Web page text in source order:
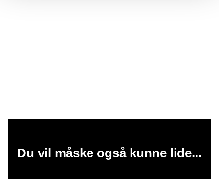
Du vil måske også kunne lide...